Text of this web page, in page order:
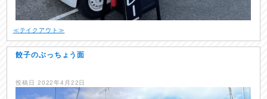
≪テイクアウト≫
餃子のぶっちょう面
投稿日 2022年4月22日